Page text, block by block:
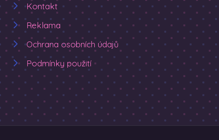
Kontakt
Reklama
Ochrana osobních údajů
Podmínky použití